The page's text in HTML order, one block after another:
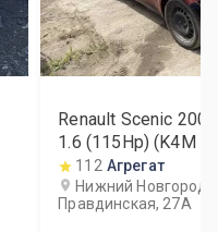
Renault Scenic 2007
1.6 (115Hp) (K4M
112 Агрегат
Нижний Новгород,
Правдинская, 27А